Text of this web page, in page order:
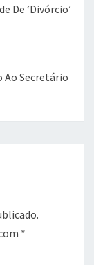
De ‘divórcio’
Ao Secretário
*